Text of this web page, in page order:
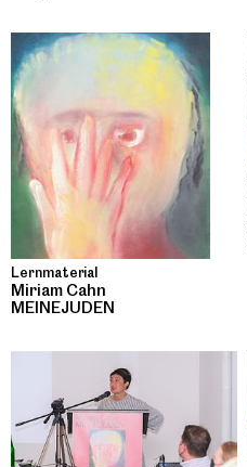
Lernmaterial
Miriam Cahn
MEINEJUDEN